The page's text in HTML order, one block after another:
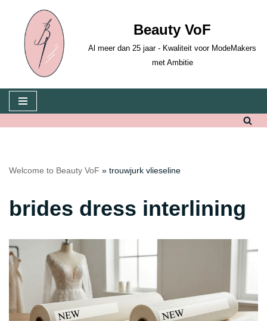
Skip
content
Beauty VoF
Al meer dan 25 jaar - Kwaliteit voor ModeMakers
met Ambitie
Welcome to Beauty VoF » trouwjurk vlieseline
brides dress interlining